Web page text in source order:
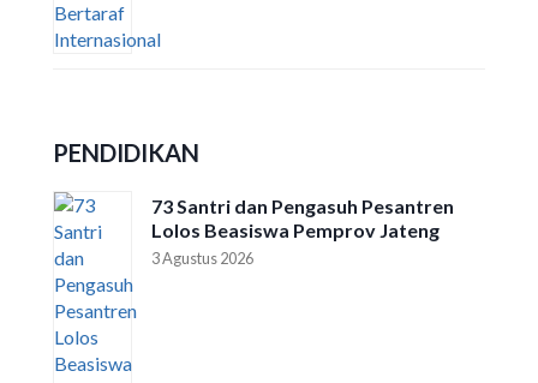
PENDIDIKAN
73 Santri dan Pengasuh Pesantren
Lolos Beasiswa Pemprov Jateng
3 Agustus 2026